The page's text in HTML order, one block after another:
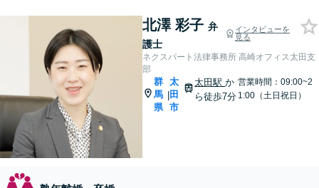
北澤 彩子 弁
護士
インタビューを
見る
ネクスパート法律事務所 高崎オフィス太田支
部
群
馬
県
|
太
田
市
太田駅か
ら徒歩7分
営業時間：09:00~2
1:00（土日祝日）